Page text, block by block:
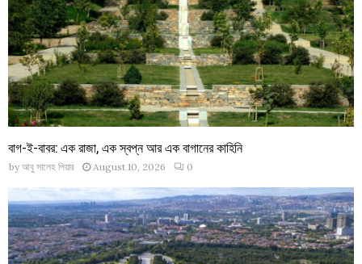
বাগ-ই-বাবর: এক রাজা, এক স্বপ্ন আর এক বাগানের কাহিনি
by আবু সালেহ পিয়ার August 10, 2026 0